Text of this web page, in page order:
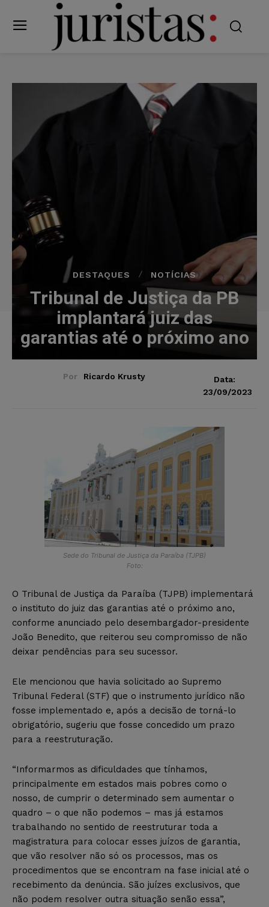
DESTAQUES NOTÍCIAS
Tribunal de Justiça da PB
implantará juiz das
garantias até o próximo ano
Por Ricardo Krusty
Data:
23/09/2023
Sede do Tribunal de Justiça da Paraíba (TJPB)
Foto:
O Tribunal de Justiça da Paraíba (TJPB) implementará
o instituto do juiz das garantias até o próximo ano,
conforme anunciado pelo desembargador-presidente
João Benedito, que reiterou seu compromisso de não
deixar pendências para seu sucessor.
Ele mencionou que havia solicitado ao Supremo
Tribunal Federal (STF) que o instrumento jurídico não
fosse implementado e, após a decisão de torná-lo
obrigatório, sugeriu que fosse concedido um prazo
para a reestruturação.
“Informarmos as dificuldades que tínhamos,
principalmente em estados mais pobres como o
nosso, de cumprir o determinado sem aumentar o
quadro – o que não podemos – mas já estamos
trabalhando no sentido de reestruturar toda a
magistratura para colocar esses juízos de garantia,
que vão resolver não só os processos, mas os
procedimentos que se encontram na fase inicial até o
recebimento da denúncia. São juízes exclusivos, que
não podem resolver outra situação senão essa”,